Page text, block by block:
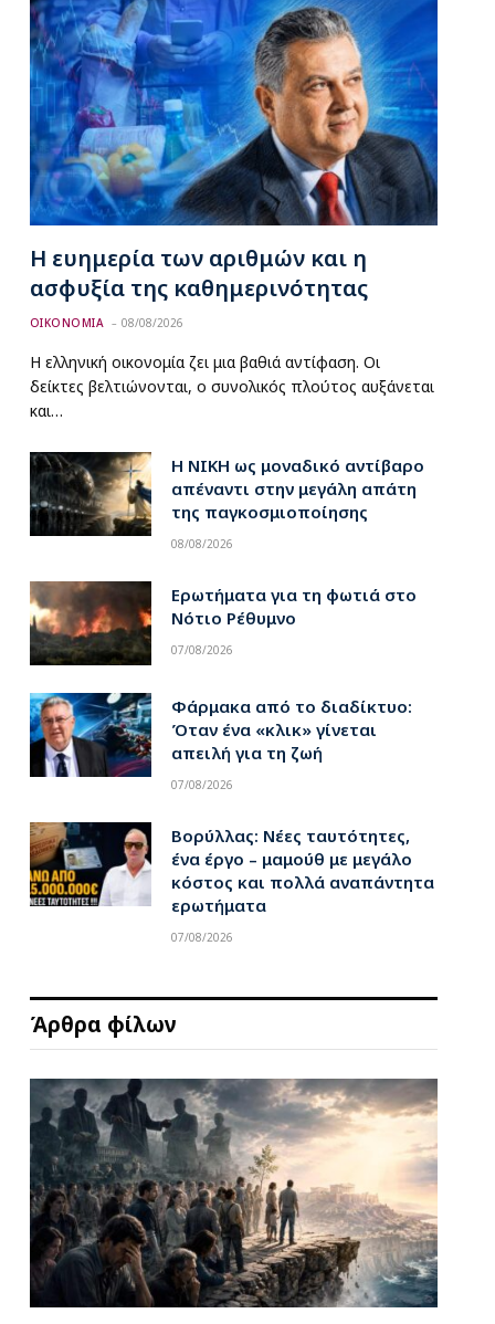
Η ευημερία των αριθμών και η
ασφυξία της καθημερινότητας
ΟΙΚΟΝΟΜΙΑ 08/08/2026
Η ελληνική οικονομία ζει μια βαθιά αντίφαση. Οι
δείκτες βελτιώνονται, ο συνολικός πλούτος αυξάνεται
και…
Η ΝΙΚΗ ως μοναδικό αντίβαρο
απέναντι στην μεγάλη απάτη
της παγκοσμιοποίησης
08/08/2026
Ερωτήματα για τη φωτιά στο
Νότιο Ρέθυμνο
07/08/2026
Φάρμακα από το διαδίκτυο:
Όταν ένα «κλικ» γίνεται
απειλή για τη ζωή
07/08/2026
Βορύλλας: Νέες ταυτότητες,
ένα έργο – μαμούθ με μεγάλο
κόστος και πολλά αναπάντητα
ερωτήματα
07/08/2026
Άρθρα φίλων